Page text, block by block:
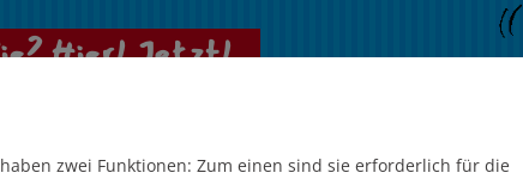
Hier! Jetzt!
zwei Funktionen: Zum einen sind sie erforderlich für die